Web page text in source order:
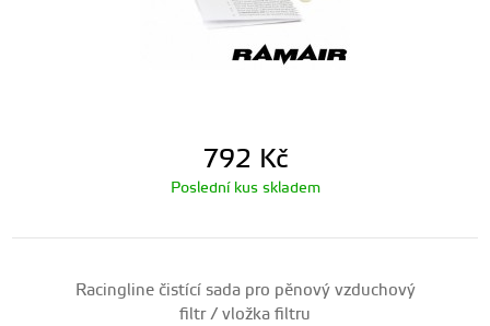
792 Kč
Poslední kus skladem
Racingline čistící sada pro pěnový vzduchový
filtr / vložka filtru